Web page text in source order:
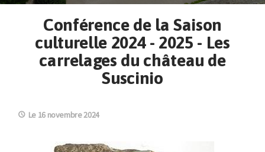
Conférence de la Saison
culturelle 2024 - 2025 - Les
carrelages du château de
Suscinio
Le 16 novembre 2024